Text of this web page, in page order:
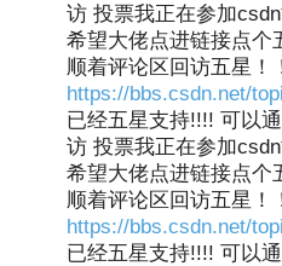
访 投票我正在参加
希望大佬点进链接点个
顺着评论区回访五星！
https://bbs.csdn.net/
已经五星支持!!!! 可以
访 投票我正在参加
希望大佬点进链接点个
顺着评论区回访五星！
https://bbs.csdn.net/
已经五星支持!!!! 可以